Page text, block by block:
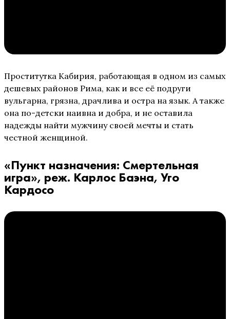
Проститутка Кабирия, работающая в одном из самых
дешевых районов Рима, как и все её подруги
вульгарна, грязна, драчлива и остра на язык. А также
она по-детски наивна и добра, и не оставила
надежды найти мужчину своей мечты и стать
честной женщиной.
«Пункт назначения: Смертельная
игра», реж. Карлос Баэна, Уго
Кардосо